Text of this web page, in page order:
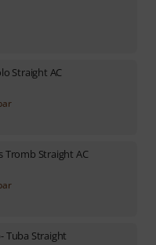
Straight AC
Tromb Straight AC
Tuba Straight